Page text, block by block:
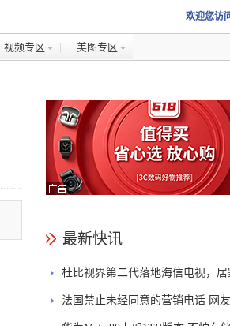
欢迎您访
视频专区 美图专区
最新快讯
杜比视界第二代落地海信电视，
能迎来哪些升级？
法国禁止未经同意的营销电话 网